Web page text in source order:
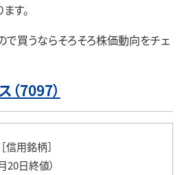
す。
買うならそろそろ株価動向をチェ
（7097）
信用銘柄］
20日終値）